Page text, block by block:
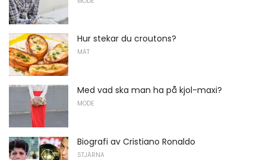
Hur stekar du croutons?
MAT
Med vad ska man ha på kjol-maxi?
MODE
Biografi av Cristiano Ronaldo
STJÄRNA